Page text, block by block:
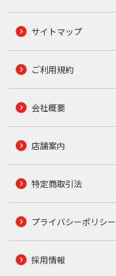
サイトマップ
ご利用規約
会社概要
店舗案内
特定商取引法
プライバシーポリシー
採用情報